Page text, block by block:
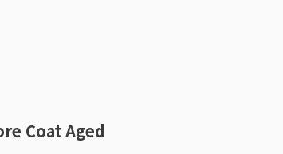
Coat Aged